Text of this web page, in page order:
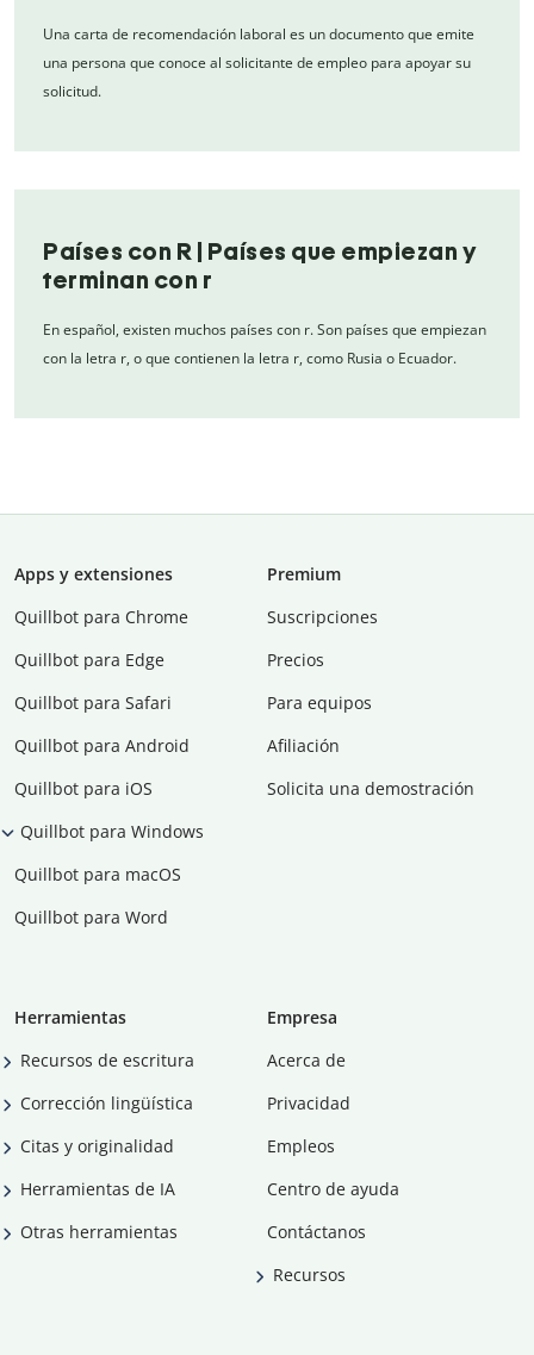
Una carta de recomendación laboral es un documento que emite
una persona que conoce al solicitante de empleo para apoyar su
solicitud.
Países con R | Países que empiezan y
terminan con r
En español, existen muchos países con r. Son países que empiezan
con la letra r, o que contienen la letra r, como Rusia o Ecuador.
Apps y extensiones
Quillbot para Chrome
Quillbot para Edge
Quillbot para Safari
Quillbot para Android
Quillbot para iOS
Quillbot para Windows
Quillbot para macOS
Quillbot para Word
Premium
Suscripciones
Precios
Para equipos
Afiliación
Solicita una demostración
Herramientas
Recursos de escritura
Corrección lingüística
Citas y originalidad
Herramientas de IA
Otras herramientas
Empresa
Acerca de
Privacidad
Empleos
Centro de ayuda
Contáctanos
Recursos